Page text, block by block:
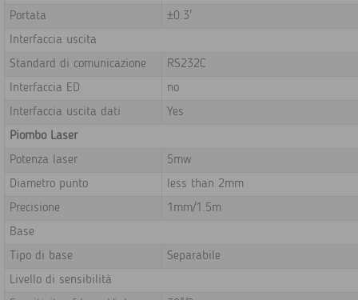
Portata
±0.3'
Interfaccia uscita
Standard di comunicazione
RS232C
Interfaccia ED
no
Interfaccia uscita dati
Yes
Piombo Laser
Potenza laser
5mw
Diametro punto
less than 2mm
Precisione
1mm/1.5m
Base
Tipo di base
Separabile
Livello di sensibilità